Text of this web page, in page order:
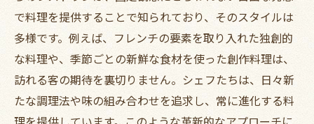
で料理を提供することで知られており、そのスタイルは
多様です。例えば、フレンチの要素を取り入れた独創的
な料理や、季節ごとの新鮮な食材を使った創作料理は、
訪れる客の期待を裏切りません。シェフたちは、日々新
たな調理法や味の組み合わせを追求し、常に進化する料